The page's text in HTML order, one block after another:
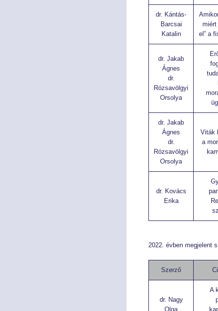
dr. Kántás-
Barcsai
Katalin
miért
el” a
dr. Jakab
Ágnes
dr.
Rózsavölgyi
Orsolya
dr. Jakab
Ágnes
dr.
Rózsavölgyi
Orsolya
Viták
a
dr. Kovács
Erika
2022. évben megjelent
Szerző
dr. Nagy
Olga
A